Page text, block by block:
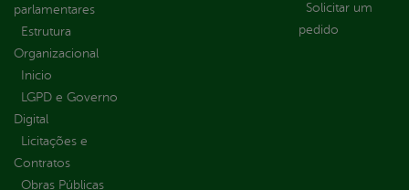
parlamentares
Estrutura
Organizacional
Inicio
LGPD e Governo
Digital
Licitações e
Contratos
Obras Públicas
Solicitar um
pedido